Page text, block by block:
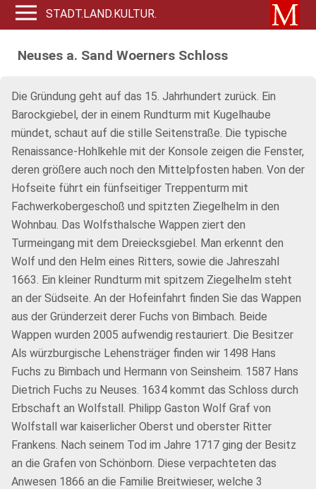
STADT.LAND.KULTUR.
Neuses a. Sand Woerners Schloss
Die Gründung geht auf das 15. Jahrhundert zurück. Ein
Barockgiebel, der in einem Rundturm mit Kugelhaube
mündet, schaut auf die stille Seitenstraße. Die typische
Renaissance-Hohlkehle mit der Konsole zeigen die Fenster,
deren größere auch noch den Mittelpfosten haben. Von der
Hofseite führt ein fünfseitiger Treppenturm mit
Fachwerkobergeschoß und spitzten Ziegelhelm in den
Wohnbau. Das Wolfsthalsche Wappen ziert den
Turmeingang mit dem Dreiecksgiebel. Man erkennt den
Wolf und den Helm eines Ritters, sowie die Jahreszahl
1663. Ein kleiner Rundturm mit spitzem Ziegelhelm steht
an der Südseite. An der Hofeinfahrt finden Sie das Wappen
aus der Gründerzeit derer Fuchs von Bimbach. Beide
Wappen wurden 2005 aufwendig restauriert. Die Besitzer
Als würzburgische Lehensträger finden wir 1498 Hans
Fuchs zu Bimbach und Hermann von Seinsheim. 1587 Hans
Dietrich Fuchs zu Neuses. 1634 kommt das Schloss durch
Erbschaft an Wolfstall. Philipp Gaston Wolf Graf von
Wolfstall war kaiserlicher Oberst und oberster Ritter
Frankens. Nach seinem Tod im Jahre 1717 ging der Besitz
an die Grafen von Schönborn. Diese verpachteten das
Anwesen 1866 an die Familie Breitwieser, welche 3